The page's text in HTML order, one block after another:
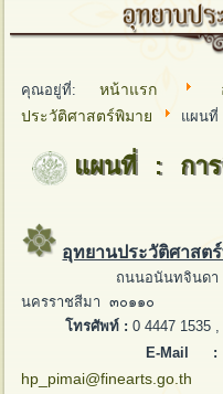
คุณอยู่ที่: หน้าแรก
ประวัติศาสตร์พิมาย
แผนที่
แผนที่ : การ
อุทยานประวัติศาสต
ถนนอนันทจินดา ตำบ
นครราชสีมา ๓๐๑๑๐
โทรศัพท์ : 0 4447 1535
E-Mail :
hp_pimai@finearts.go.th